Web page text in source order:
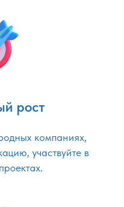
рост
компаниях,
участвуйте в